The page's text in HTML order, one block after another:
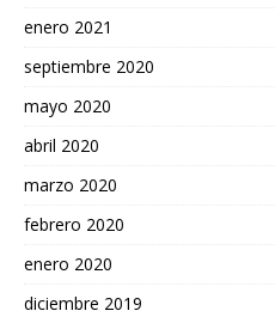
enero 2021
septiembre 2020
mayo 2020
abril 2020
marzo 2020
febrero 2020
enero 2020
diciembre 2019